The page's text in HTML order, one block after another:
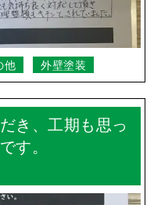
他 外壁塗装
き、工期も思っ
す。